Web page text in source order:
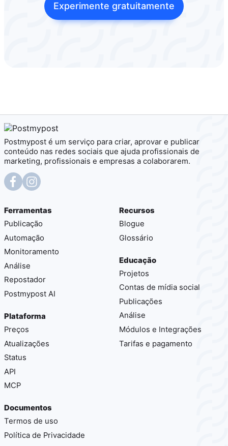
Experimente gratuitamente
Postmypost é um serviço para criar, aprovar e publicar
conteúdo nas redes sociais que ajuda profissionais de
marketing, profissionais e empresas a colaborarem.
Ferramentas
Publicação
Automação
Monitoramento
Análise
Repostador
Postmypost AI
Plataforma
Preços
Atualizações
Status
API
MCP
Recursos
Blogue
Glossário
Educação
Projetos
Contas de mídia social
Publicações
Análise
Módulos e Integrações
Tarifas e pagamento
Documentos
Termos de uso
Política de Privacidade